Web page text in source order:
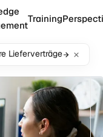
Training
Lieferverträge